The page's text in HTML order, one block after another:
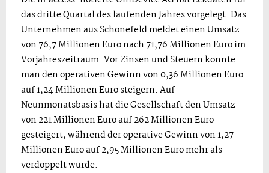
das dritte Quartal des laufenden Jahres vorgelegt. Das
Unternehmen aus Schönefeld meldet einen Umsatz
von 76,7 Millionen Euro nach 71,76 Millionen Euro im
Vorjahreszeitraum. Vor Zinsen und Steuern konnte
man den operativen Gewinn von 0,36 Millionen Euro
auf 1,24 Millionen Euro steigern. Auf
Neunmonatsbasis hat die Gesellschaft den Umsatz
von 221 Millionen Euro auf 262 Millionen Euro
gesteigert, während der operative Gewinn von 1,27
Millionen Euro auf 2,95 Millionen Euro mehr als
verdoppelt wurde.